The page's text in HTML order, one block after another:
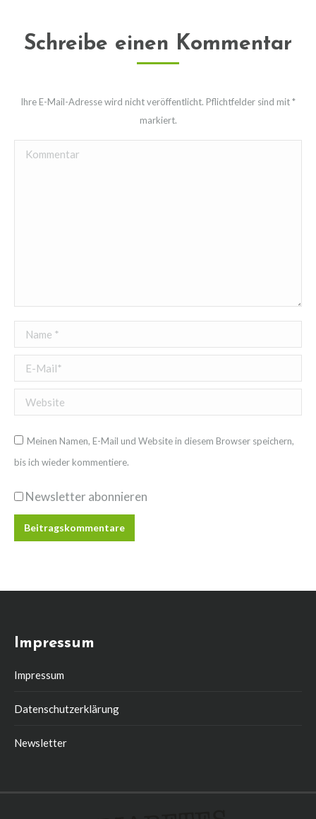
Schreibe einen Kommentar
Ihre E-Mail-Adresse wird nicht veröffentlicht. Pflichtfelder sind mit*
markiert.
Kommentar
Name *
E-Mail *
Website
Meinen Namen, E-Mail und Website in diesem Browser speichern,
bis ich wieder kommentiere.
Newsletter abonnieren
Beitragskommentare
Impressum
Impressum
Datenschutzerklärung
Newsletter